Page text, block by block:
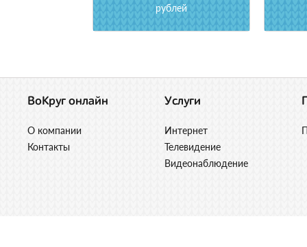
рублей
ВоКруг онлайн
О компании
Контакты
Услуги
Интернет
Телевидение
Видеонаблюдение